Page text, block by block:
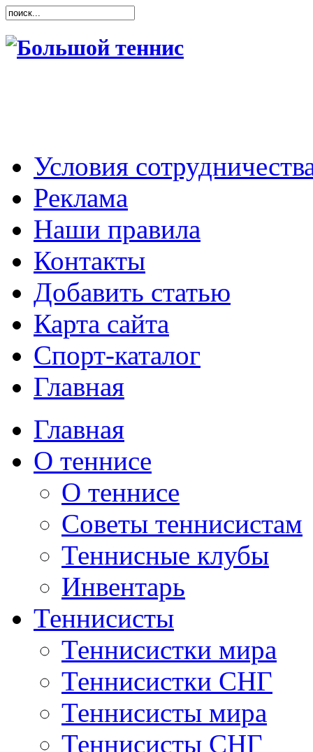
Условия
Реклама
Наши правила
Контакты
Добавить статью
Карта сайта
Спорт-каталог
Главная
Главная
О теннисе
О теннисе
Советы теннисистам
Теннисные клубы
Инвентарь
Теннисисты
Теннисистки мира
Теннисистки СНГ
Теннисисты мира
Теннисисты СНГ